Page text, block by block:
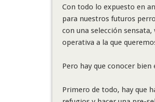
Con todo lo expuesto en
para nuestros futuros
con una selección
operativa a la que
Pero hay que conocer
Primero de todo, hay que